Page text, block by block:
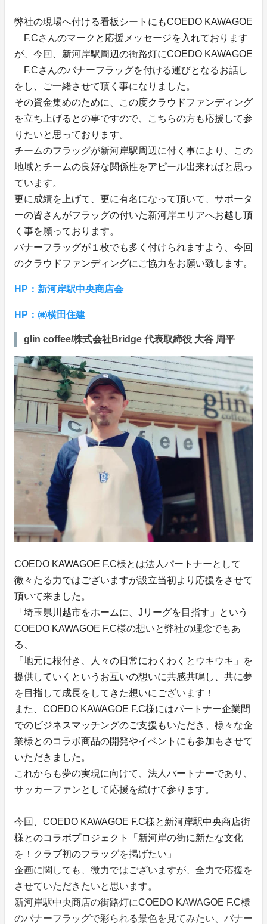
弊社の現場へ付ける看板シートにもCOEDO KAWAGOE
F.Cさんのマークと応援メッセージを入れております
が、今回、新河岸駅周辺の街路灯にCOEDO KAWAGOE
F.Cさんのバナーフラッグを付ける運びとなるお話し
をし、ご一緒させて頂く事になりました。
その資金集めのために、この度クラウドファンディング
を立ち上げるとの事ですので、こちらの方も応援して参
りたいと思っております。
チームのフラッグが新河岸駅周辺に付く事により、この
地域とチームの良好な関係性をアピール出来ればと思っ
ています。
更に成績を上げて、更に有名になって頂いて、サポータ
ーの皆さんがフラッグの付いた新河岸エリアへお越し頂
く事を願っております。
バナーフラッグが１枚でも多く付けられますよう、今回
のクラウドファンディングにご協力をお願い致します。
HP：新河岸駅中央商店会
HP：㈱横田住建
glin coffee/株式会社Bridge 代表取締役 大谷 周平
COEDO KAWAGOE F.C様とは法人パートナーとして
微々たる力ではございますが設立当初より応援をさせて
頂いて来ました。
「埼玉県川越市をホームに、Jリーグを目指す」という
COEDO KAWAGOE F.C様の想いと弊社の理念でもあ
る、
「地元に根付き、人々の日常にわくわくとウキウキ」を
提供していくというお互いの想いに共感共鳴し、共に夢
を目指して成長をしてきた想いにございます！
また、COEDO KAWAGOE F.C様にはパートナー企業間
でのビジネスマッチングのご支援もいただき、様々な企
業様とのコラボ商品の開発やイベントにも参加もさせて
いただきました。
これからも夢の実現に向けて、法人パートナーであり、
サッカーファンとして応援を続けて参ります。
今回、COEDO KAWAGOE F.C様と新河岸駅中央商店街
様とのコラボプロジェクト「新河岸の街に新たな文化
を！クラブ初のフラッグを掲げたい」
企画に関しても、微力ではございますが、全力で応援を
させていただきたいと思います。
新河岸駅中央商店の街路灯にCOEDO KAWAGOE F.C様
のバナーフラッグで彩られる景色を見てみたい、バナー